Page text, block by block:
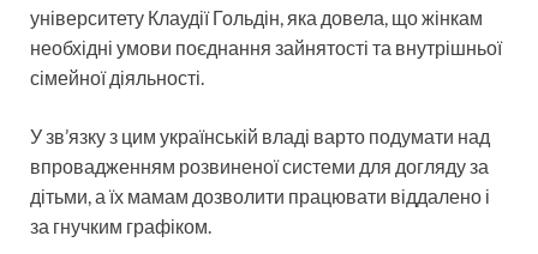
університету Клаудії Гольдін, яка довела, що жінкам
необхідні умови поєднання зайнятості та внутрішньої
сімейної діяльності.
У зв’язку з цим українській владі варто подумати над
впровадженням розвиненої системи для догляду за
дітьми, а їх мамам дозволити працювати віддалено і
за гнучким графіком.